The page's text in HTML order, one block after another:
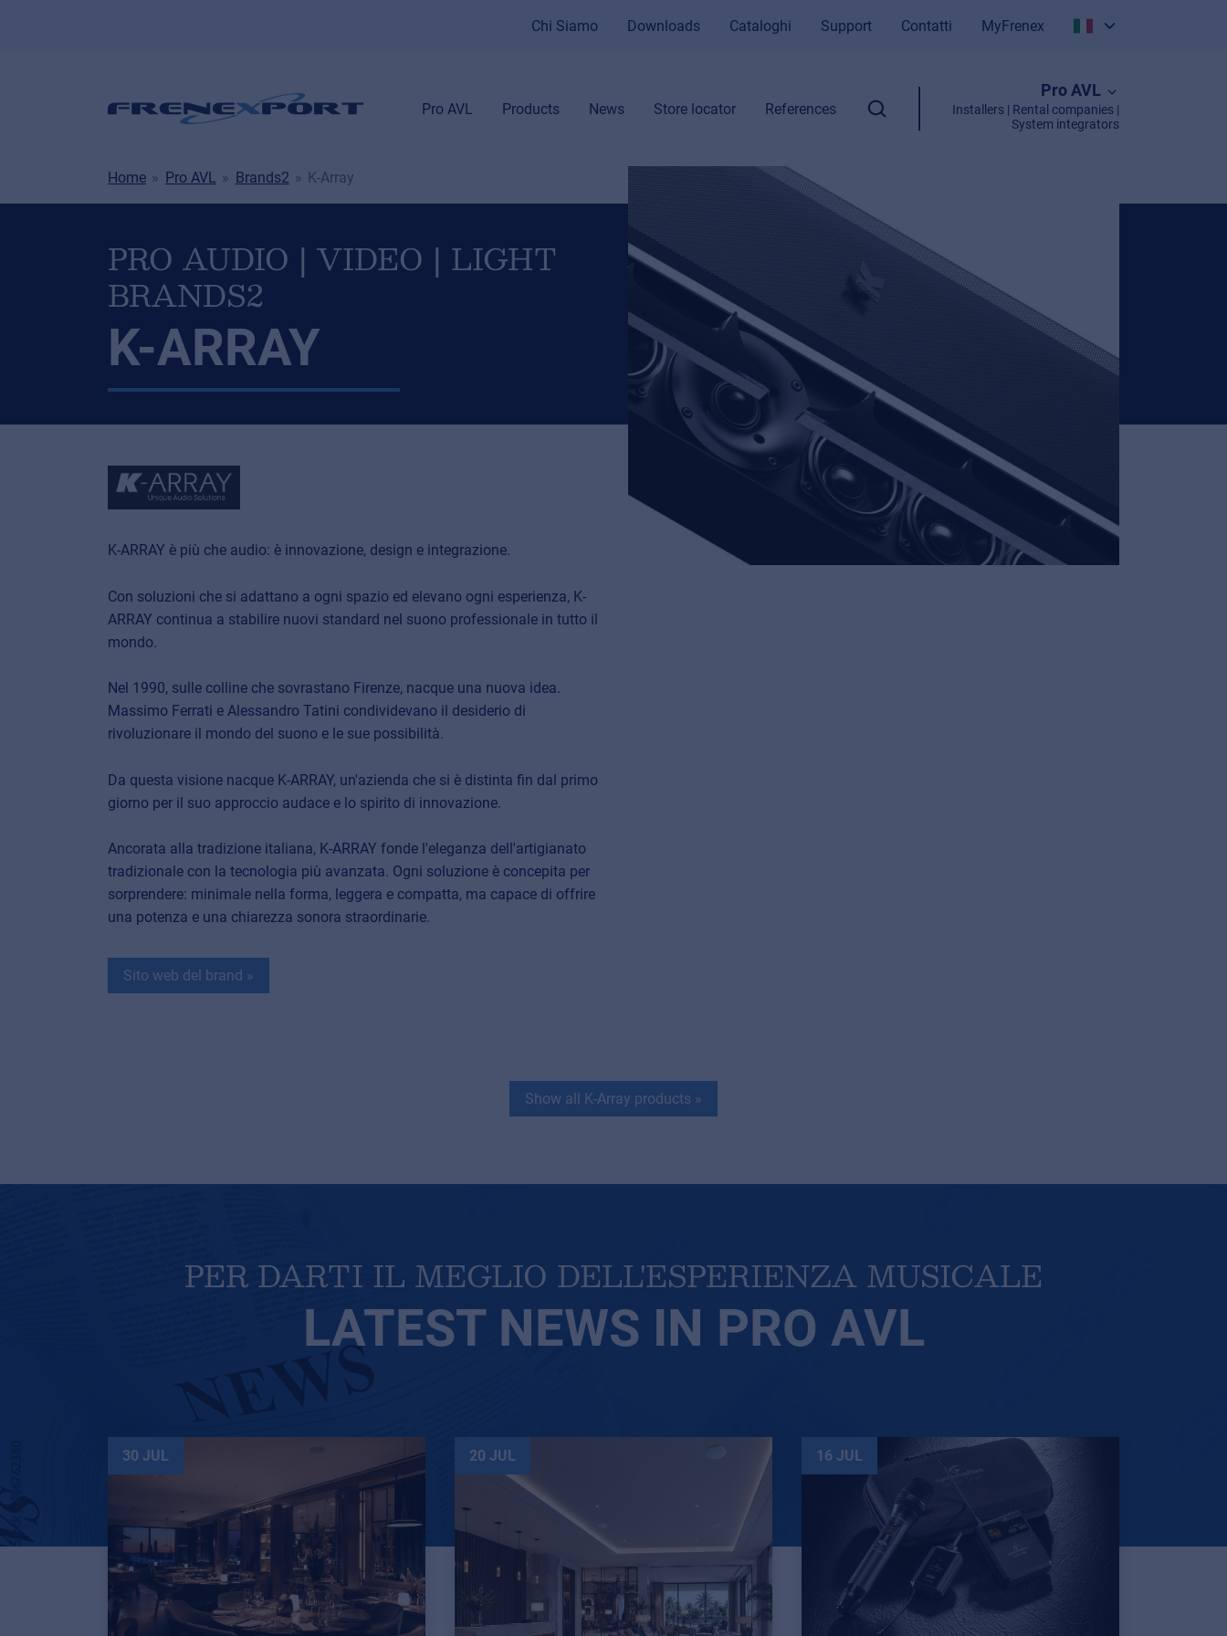
Chi Siamo Downloads Cataloghi Support Contatti
MyFrenex
English
Pro AVL
Products News Store locator References
Pro AVL
Installers | Rental companies |
System integrators
Home Pro AVL Brands2 K-Array
PRO AUDIO | VIDEO | LIGHT
BRANDS2
K-ARRAY
K-ARRAY è più che audio: è innovazione, design e integrazione.
Con soluzioni che si adattano a ogni spazio ed elevano ogni esperienza, K-
ARRAY continua a stabilire nuovi standard nel suono professionale in tutto il
mondo.
Nel 1990, sulle colline che sovrastano Firenze, nacque una nuova idea.
Massimo Ferrati e Alessandro Tatini condividevano il desiderio di
rivoluzionare il mondo del suono e le sue possibilità.
Da questa visione nacque K-ARRAY, un'azienda che si è distinta fin dal primo
giorno per il suo approccio audace e lo spirito di innovazione.
Ancorata alla tradizione italiana, K-ARRAY fonde l'eleganza dell'artigianato
tradizionale con la tecnologia più avanzata. Ogni soluzione è concepita per
sorprendere: minimale nella forma, leggera e compatta, ma capace di offrire
una potenza e una chiarezza sonora straordinarie.
Sito web del brand »
Show all K-Array products »
PER DARTI IL MEGLIO DELL'ESPERIENZA MUSICALE
LATEST NEWS IN PRO AVL
30 JUL 20 JUL 16 JUL